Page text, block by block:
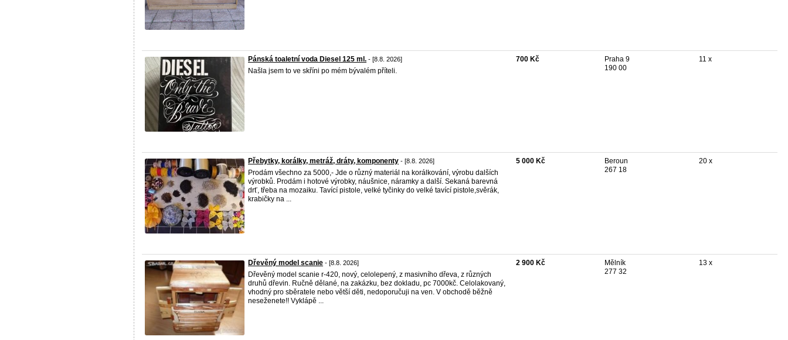
Pánská toaletní voda Diesel 125 ml. - [8.8. 2026]
Našla jsem to ve skříni po mém bývalém příteli.
700 Kč
Praha 9
190 00
11 x
Přebytky, korálky, metráž, dráty, komponenty - [8.8. 2026]
Prodám všechno za 5000,- Jde o různý materiál na korálkování, výrobu dalších
výrobků. Prodám i hotové výrobky, náušnice, náramky a další. Sekaná barevná
drť, třeba na mozaiku. Tavící pistole, velké tyčinky do velké tavící pistole,svěrák,
krabičky na ...
5 000 Kč
Beroun
267 18
20 x
Dřevěný model scanie - [8.8. 2026]
Dřevěný model scanie r-420, nový, celolepený, z masivního dřeva, z různých
druhů dřevin. Ručně dělané, na zakázku, bez dokladu, pc 7000kč. Celolakovaný,
vhodný pro sběratele nebo větší děti, nedoporučuji na ven. V obchodě běžně
neseženete!! Vyklápě ...
2 900 Kč
Mělník
277 32
13 x